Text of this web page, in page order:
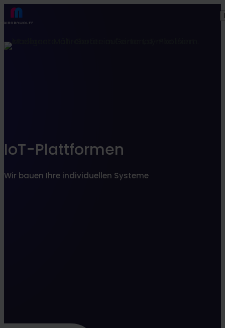
IoT-Plattformen
Wir bauen Ihre individuellen Systeme
Finden Sie, was zu Ihnen passt